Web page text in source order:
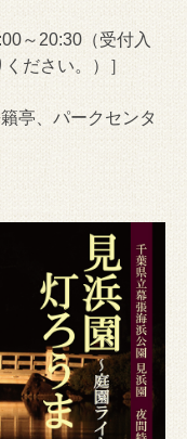
～20:30（受付入
ださい。）］
亭、パークセンタ